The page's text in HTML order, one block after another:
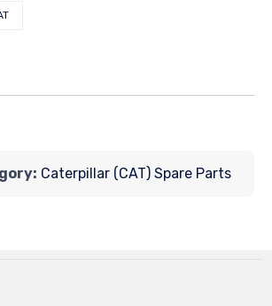
Caterpillar (CAT) Spare Parts